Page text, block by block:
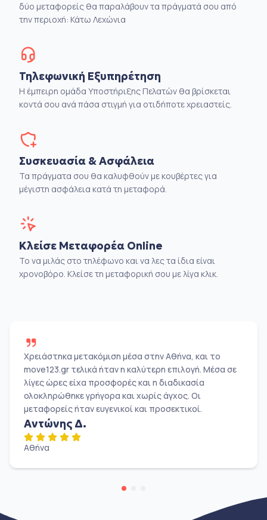
δύο μεταφορείς θα παραλάβουν τα πράγματά σου από
την περιοχή: Κάτω Λεχώνια
Τηλεφωνική Εξυπηρέτηση
Η έμπειρη ομάδα Υποστήριξης Πελατών θα βρίσκεται
κοντά σου ανά πάσα στιγμή για οτιδήποτε χρειαστείς.
Συσκευασία & Ασφάλεια
Τα πράγματα σου θα καλυφθούν με κουβέρτες για
μέγιστη ασφάλεια κατά τη μεταφορά.
Κλείσε Μεταφορέα Online
Το να μιλάς στο τηλέφωνο και να λες τα ίδια είναι
χρονοβόρο. Κλείσε τη μεταφορική σου με λίγα κλικ.
Χρειάστηκα μετακόμιση μέσα στην Αθήνα, και το
move123.gr τελικά ήταν η καλύτερη επιλογή. Μέσα σε
λίγες ώρες είχα προσφορές και η διαδικασία
ολοκληρώθηκε γρήγορα και χωρίς άγχος. Οι
μεταφορείς ήταν ευγενικοί και προσεκτικοί.
Αντώνης Δ.
Αθήνα